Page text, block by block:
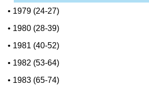
• 1979 (24-27)
• 1980 (28-39)
• 1981 (40-52)
• 1982 (53-64)
• 1983 (65-74)